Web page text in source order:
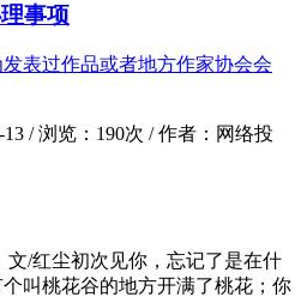
事项
表过作品或者地方作家协会会
13 /浏览： 190次 /作者： 网络投
文/红尘初次见你，忘记了是在什
叫桃花谷的地方开满了桃花；你